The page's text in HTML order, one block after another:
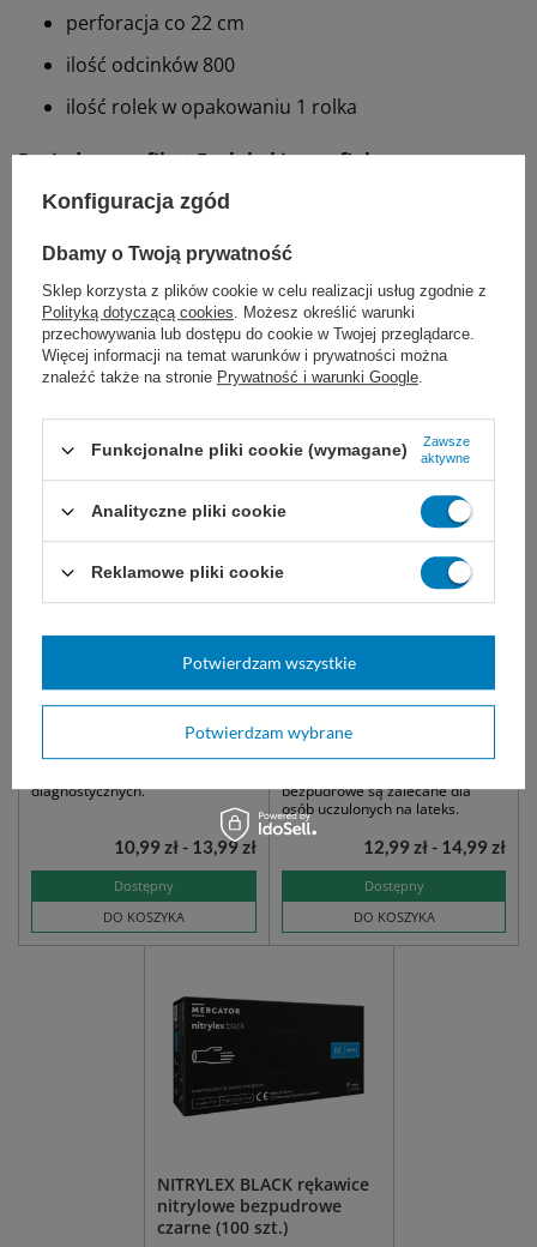
perforacja co 22 cm
ilość odcinków 800
ilość rolek w opakowaniu 1 rolka
Posiada certyfikat Ecolabel i certyfiakt
dopuszczający do przemysłu spożywczego.
Marka BulkySoft
REF 55927
Rodzaj produktu Czyściwo
Proponujemy również:
easyCARE rękawice
niebieskie (100 szt.)
diagnostycznych.
Dostępny
DO KOSZYKA
10,99 zł - 13,99 zł
NITRYLEX CLASSIC -
bezpudrowe (100 szt.)
bezpudrowe są zalecane dla
osób uczulonych na lateks.
Dostępny
DO KOSZYKA
12,99 zł - 14,99 zł
NITRYLEX BLACK rękawice
nitrylowe bezpudrowe
czarne (100 szt.)
Konfiguracja zgód
Dbamy o Twoją prywatność
Sklep korzysta z plików cookie w celu realizacji usług zgodnie z
Polityką dotyczącą cookies. Możesz określić warunki
przechowywania lub dostępu do cookie w Twojej przeglądarce.
Więcej informacji na temat warunków i prywatności można
znaleźć także na stronie Prywatność i warunki Google.
Funkcjonalne pliki cookie (wymagane)
Zawsze
aktywne
Analityczne pliki cookie
Reklamowe pliki cookie
Potwierdzam wybrane
Potwierdzam wszystkie